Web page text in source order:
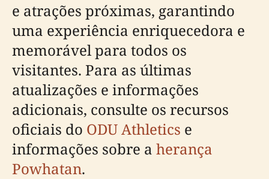
e atrações próximas, garantindo
uma experiência enriquecedora e
memorável para todos os
visitantes. Para as últimas
atualizações e informações
adicionais, consulte os recursos
oficiais do ODU Athletics e
informações sobre a herança
Powhatan.